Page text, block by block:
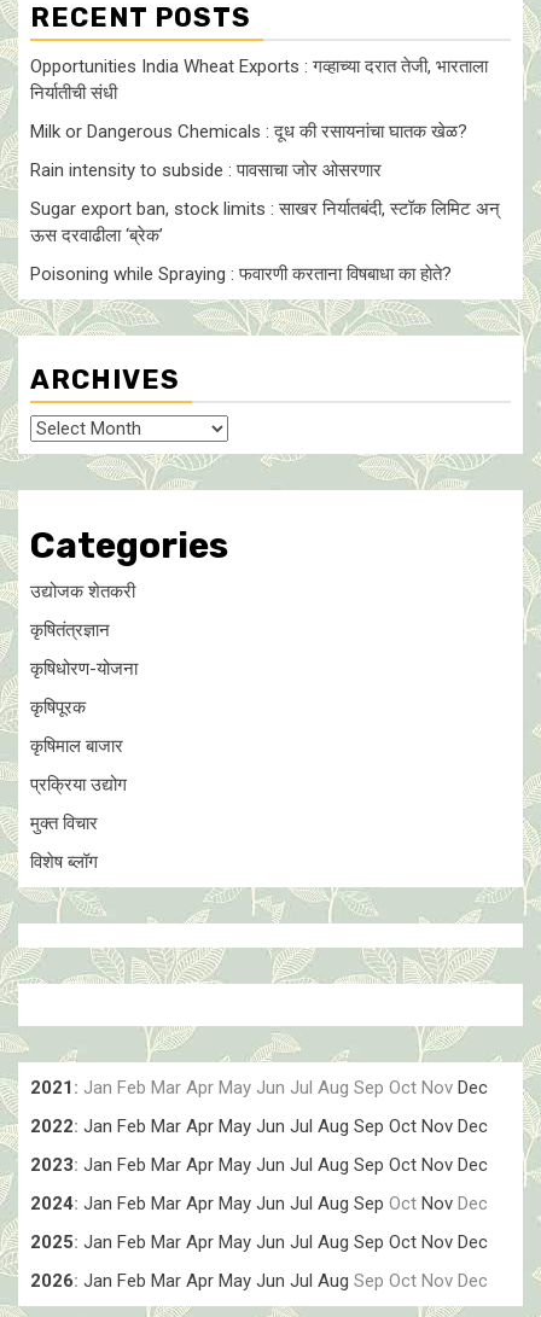
RECENT POSTS
Opportunities India Wheat Exports : गव्हाच्या दरात तेजी, भारताला
निर्यातीची संधी
Milk or Dangerous Chemicals : दूध की रसायनांचा घातक खेळ?
Rain intensity to subside : पावसाचा जोर ओसरणार
Sugar export ban, stock limits : साखर निर्यातबंदी, स्टॉक लिमिट अन्
ऊस दरवाढीला ‘ब्रेक’
Poisoning while Spraying : फवारणी करताना विषबाधा का हाेते?
ARCHIVES
Archives
Categories
उद्योजक शेतकरी
कृषितंत्रज्ञान
कृषिधोरण-योजना
कृषिपूरक
कृषिमाल बाजार
प्रक्रिया उद्योग
मुक्त विचार
विशेष ब्लॉग
2021 : Jan Feb Mar Apr May Jun Jul Aug Sep Oct Nov Dec
2022: Jan Feb Mar Apr May Jun Jul Aug Sep Oct Nov Dec
2023: Jan Feb Mar Apr May Jun Jul Aug Sep Oct Nov Dec
2024: Jan Feb Mar Apr May Jun Jul Aug Sep Oct Nov Dec
2025: Jan Feb Mar Apr May Jun Jul Aug Sep Oct Nov Dec
2026: Jan Feb Mar Apr May Jun Jul Aug Sep Oct Nov Dec